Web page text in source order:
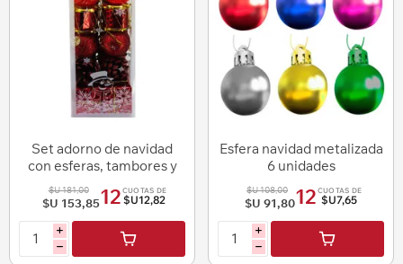
Set adorno de navidad
con esferas, tambores y
piñas
$U 181,00
$U 153,8512 CUOTAS DE
$U12,82
i
h
Esfera navidad metalizada
6 unidades
$U 108,00
$U 91,8012 CUOTAS DE
$U7,65
i
h